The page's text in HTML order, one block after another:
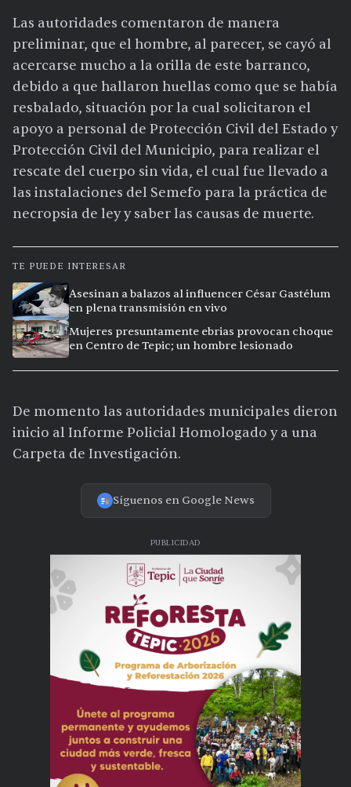
Las autoridades comentaron de manera
preliminar, que el hombre, al parecer, se cayó al
acercarse mucho a la orilla de este barranco,
debido a que hallaron huellas como que se había
resbalado, situación por la cual solicitaron el
apoyo a personal de Protección Civil del Estado y
Protección Civil del Municipio, para realizar el
rescate del cuerpo sin vida, el cual fue llevado a
las instalaciones del Semefo para la práctica de
necropsia de ley y saber las causas de muerte.
TE PUEDE INTERESAR
Asesinan a balazos al influencer César Gastélum
en plena transmisión en vivo
Mujeres presuntamente ebrias provocan choque
en Centro de Tepic; un hombre lesionado
De momento las autoridades municipales dieron
inicio al Informe Policial Homologado y a una
Carpeta de Investigación.
Síguenos en Google News
PUBLICIDAD